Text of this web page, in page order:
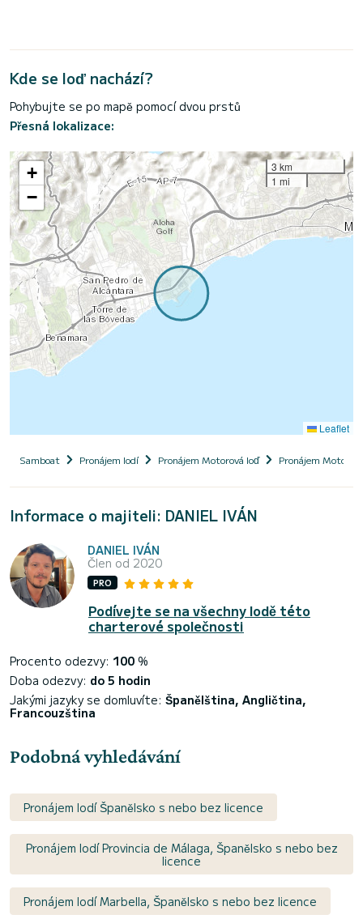
Kde se loď nachází?
Pohybujte se po mapě pomocí dvou prstů
Přesná lokalizace:
+
−
3 km
1 mi
Leaflet
Samboat Pronájem lodí Pronájem Motorová loď Pronájem
Informace o majiteli: DANIEL IVÁN
DANIEL IVÁN
Člen od 2020
PRO
Podívejte se na všechny lodě této
charterové společnosti
Procento odezvy: 100 %
Doba odezvy: do 5 hodin
Jakými jazyky se domluvíte: Španělština, Angličtina,
Francouzština
Podobná vyhledávání
Pronájem lodí Španělsko s nebo bez licence
Pronájem lodí Provincia de Málaga, Španělsko s nebo bez
licence
Pronájem lodí Marbella, Španělsko s nebo bez licence